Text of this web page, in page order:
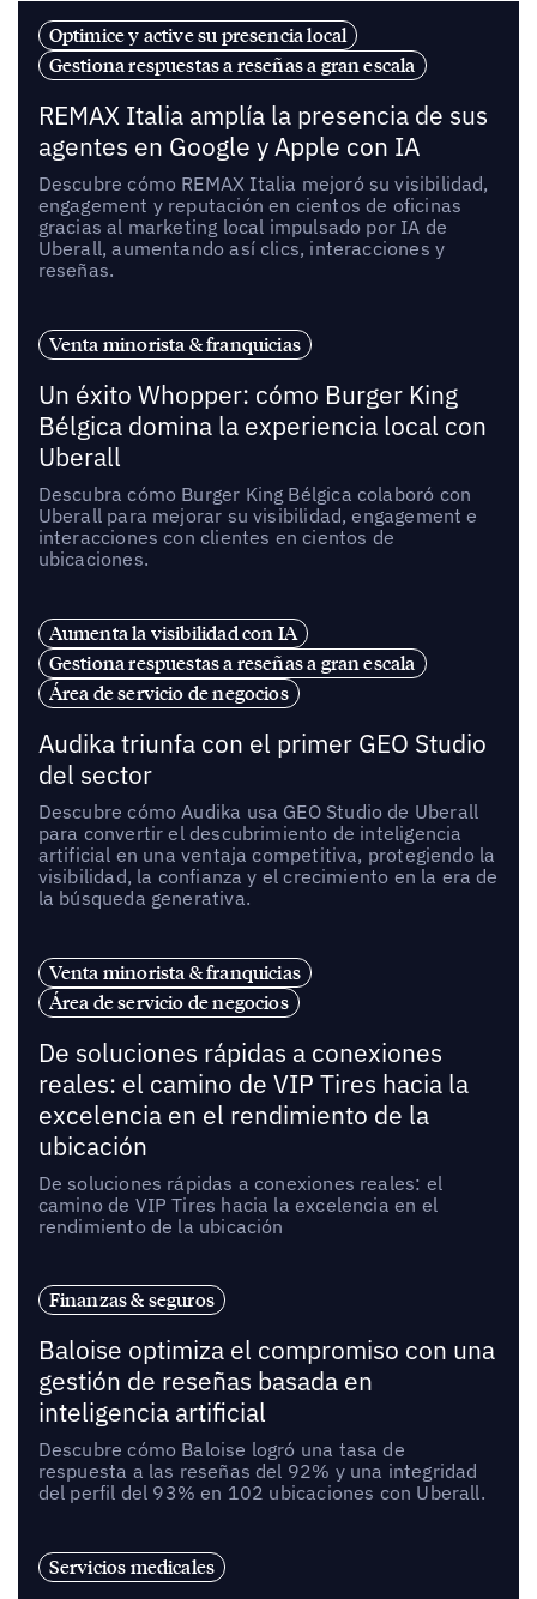
Optimice y active su presencia local
Gestiona respuestas a reseñas a gran escala
REMAX Italia amplía la presencia de sus
agentes en Google y Apple con IA
Descubre cómo REMAX Italia mejoró su visibilidad,
engagement y reputación en cientos de oficinas
gracias al marketing local impulsado por IA de
Uberall, aumentando así clics, interacciones y
reseñas.
Venta minorista & franquicias
Un éxito Whopper: cómo Burger King
Bélgica domina la experiencia local con
Uberall
Descubra cómo Burger King Bélgica colaboró con
Uberall para mejorar su visibilidad, engagement e
interacciones con clientes en cientos de
ubicaciones.
Aumenta la visibilidad con IA
Gestiona respuestas a reseñas a gran escala
Área de servicio de negocios
Audika triunfa con el primer GEO Studio
del sector
Descubre cómo Audika usa GEO Studio de Uberall
para convertir el descubrimiento de inteligencia
artificial en una ventaja competitiva, protegiendo la
visibilidad, la confianza y el crecimiento en la era de
la búsqueda generativa.
Venta minorista & franquicias
Área de servicio de negocios
De soluciones rápidas a conexiones
reales: el camino de VIP Tires hacia la
excelencia en el rendimiento de la
ubicación
De soluciones rápidas a conexiones reales: el
camino de VIP Tires hacia la excelencia en el
rendimiento de la ubicación
Finanzas & seguros
Baloise optimiza el compromiso con una
gestión de reseñas basada en
inteligencia artificial
Descubre cómo Baloise logró una tasa de
respuesta a las reseñas del 92% y una integridad
del perfil del 93% en 102 ubicaciones con Uberall.
Servicios medicales